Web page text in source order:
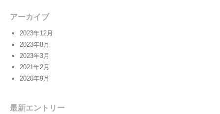
アーカイブ
2023年12月
2023年8月
2023年3月
2021年2月
2020年9月
最新エントリー